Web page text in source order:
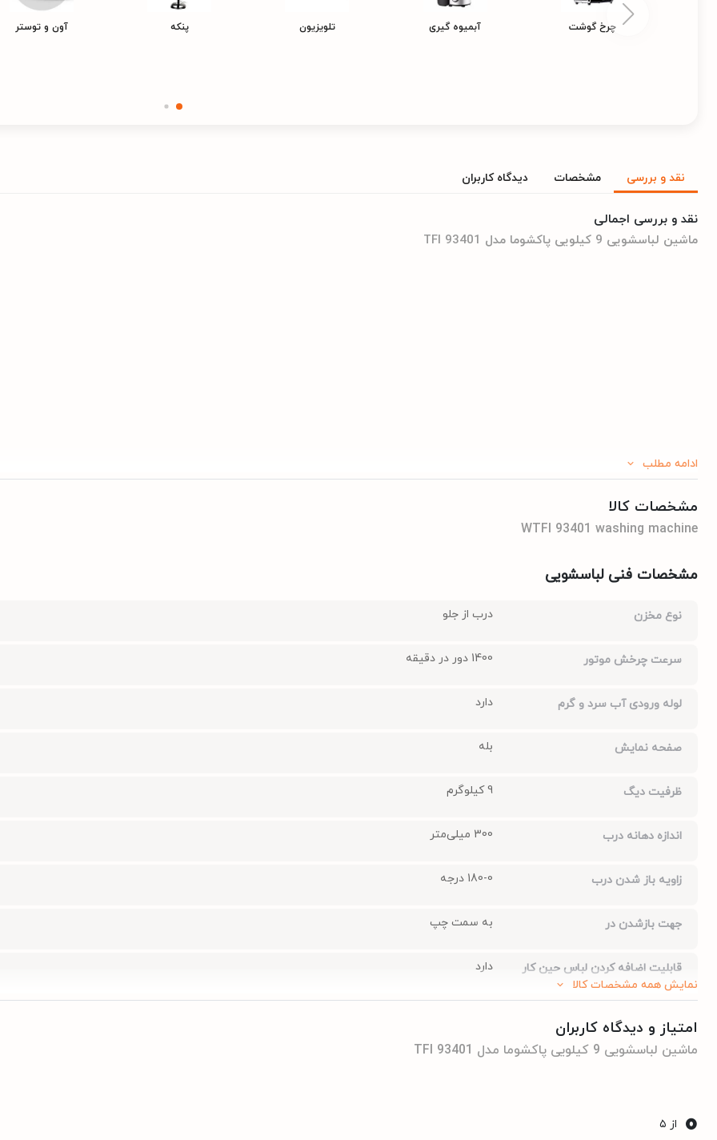
چرخ گوشت آبمیوه گیری تلویزیون پنکه آون و توستر
نقد و بررسی مشخصات دیدگاه کاربران
نقد و بررسی اجمالی
ماشین لباسشویی 9 کیلویی پاکشوما مدل TFI 93401
ادامه مطلب
مشخصات کالا
WTFI 93401 washing machine
مشخصات فنی لباسشویی
نوع مخزن درب از جلو
سرعت چرخش موتور 1400 دور در دقیقه
لوله ورودی آب سرد و گرم دارد
صفحه نمایش بله
ظرفیت دیگ 9 کیلوگرم
اندازه دهانه درب 300 میلی‌متر
زاویه باز شدن درب 180-0 درجه
جهت بازشدن در به سمت چپ
قابلیت اضافه کردن لباس حین کار دارد
قفل کودک دارد
نمایش همه مشخصات کالا
امتیاز و دیدگاه کاربران
ماشین لباسشویی 9 کیلویی پاکشوما مدل TFI 93401
0
از ۵